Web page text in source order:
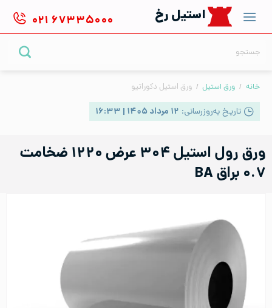
content
استیل رخ ۰۲۱ ۶۷۳۳۵۰۰۰
خانه / ورق استیل / ورق استیل دکوراتیو
تاریخ به‌روزرسانی: ۱۲ مرداد ۱۴۰۵ | ۱۶:۳۳
ورق رول استیل ۳۰۴ عرض ۱۲۲۰ ضخامت
۰.۷ براق BA